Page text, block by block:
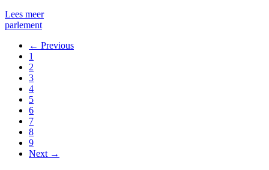
Lees meer
parlement
← Previous
1
2
3
4
5
6
7
8
9
Next →